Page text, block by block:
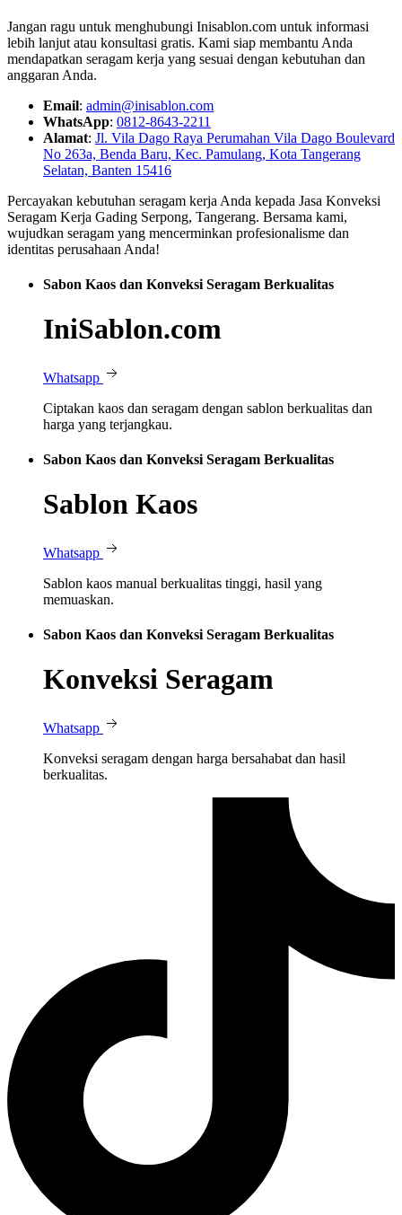
Jangan ragu untuk menghubungi Inisablon.com untuk informasi
lebih lanjut atau konsultasi gratis. Kami siap membantu Anda
mendapatkan seragam kerja yang sesuai dengan kebutuhan dan
anggaran Anda.
Email: admin@inisablon.com
WhatsApp: 0812-8643-2211
Alamat: Jl. Vila Dago Raya Perumahan Vila Dago Boulevard
No 263a, Benda Baru, Kec. Pamulang, Kota Tangerang
Selatan, Banten 15416
Percayakan kebutuhan seragam kerja Anda kepada Jasa Konveksi
Seragam Kerja Gading Serpong, Tangerang. Bersama kami,
wujudkan seragam yang mencerminkan profesionalisme dan
identitas perusahaan Anda!
Sabon Kaos dan Konveksi Seragam Berkualitas
IniSablon.com
Whatsapp
Ciptakan kaos dan seragam dengan sablon berkualitas dan
harga yang terjangkau.
Sabon Kaos dan Konveksi Seragam Berkualitas
Sablon Kaos
Whatsapp
Sablon kaos manual berkualitas tinggi, hasil yang
memuaskan.
Sabon Kaos dan Konveksi Seragam Berkualitas
Konveksi Seragam
Whatsapp
Konveksi seragam dengan harga bersahabat dan hasil
berkualitas.